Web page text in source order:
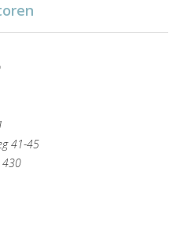
41-45
430